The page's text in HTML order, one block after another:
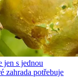
jen s jednou
zahrada potřebuje